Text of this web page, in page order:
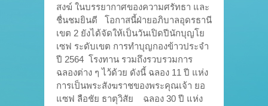
สงฆ์ ในบรรยากาศของความศรัทธา และ
ชื่นชมยินดี โอกาสนี้ฝ่ายอภิบาลอุดรธานี
เขต 2 ยังได้จัดให้เป็นวันเปิดปีนักบุญโย
เซฟ ระดับเขต การทำบุญกองข้าวประจำ
ปี 2564 โรงทาน รวมถึงรวบรวมการ
ฉลองต่าง ๆ ไว้ด้วย ดังนี้ ฉลอง 11 ปี แห่ง
การเป็นพระสังฆราชของพระคุณเจ้า ยอ
แซฟ ลือชัย ธาตุวิสัย ฉลอง 30 ปี แห่ง